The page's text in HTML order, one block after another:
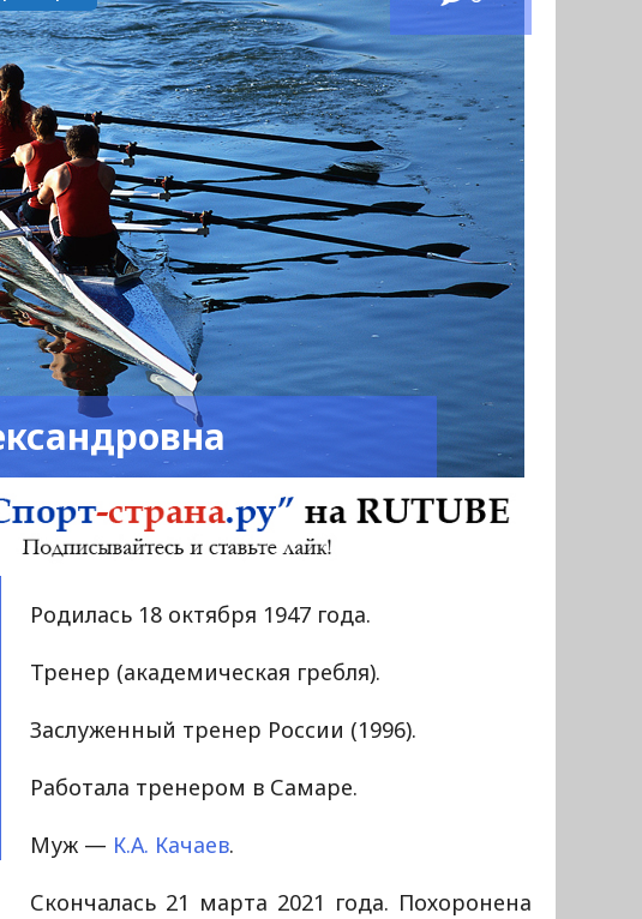
Родилась 18 октября 1947 года.
Тренер (академическая гребля).
Заслуженный тренер России (1996).
Работала тренером в Самаре.
Муж — К.А. Качаев.
Скончалась 21 марта 2021 года. Похоронена